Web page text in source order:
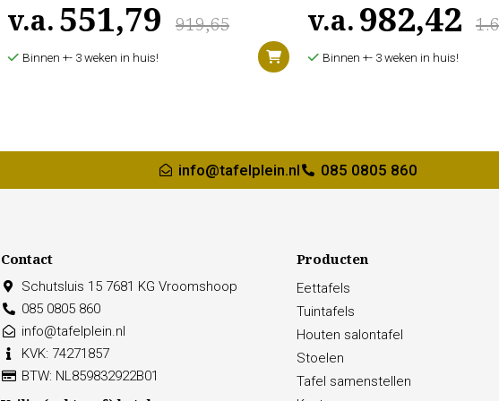
v.a. 919,65
551,79
Binnen +- 3 weken in huis!
v.a.982,42
Binnen +- 3 weken in huis!
info@tafelplein.nl 085 0805 860
Contact
Schutsluis 15 7681 KG Vroomshoop
085 0805 860
info@tafelplein.nl
KVK: 74271857
BTW: NL859832922B01
Producten
Eettafels
Tuintafels
Houten salontafel
Stoelen
Tafel samenstellen